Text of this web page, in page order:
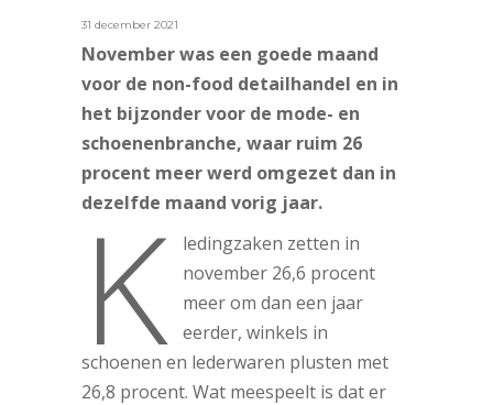
31 december 2021
November was een goede maand
voor de non-food detailhandel en in
het bijzonder voor de mode- en
schoenenbranche, waar ruim 26
procent meer werd omgezet dan in
dezelfde maand vorig jaar.
K
ledingzaken zetten in
november 26,6 procent
meer om dan een jaar
eerder, winkels in
schoenen en lederwaren plusten met
26,8 procent. Wat meespeelt is dat er